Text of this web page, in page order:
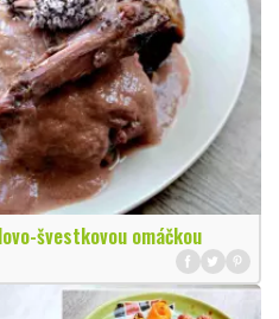
švestkovou omáčkou